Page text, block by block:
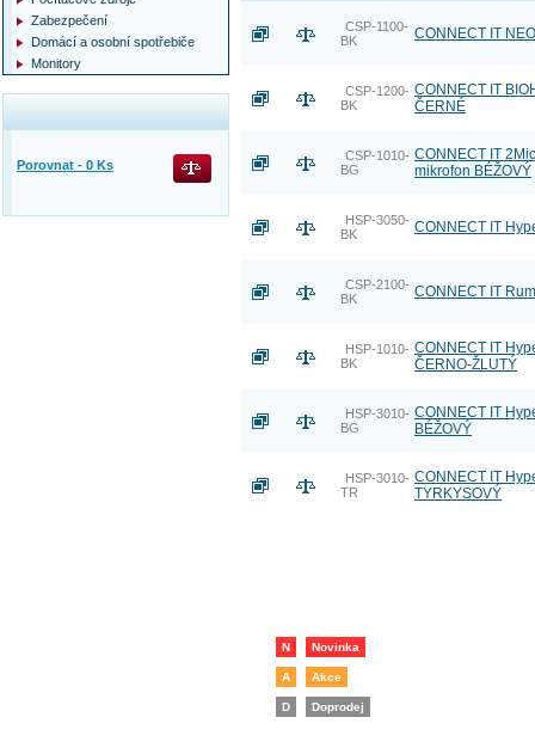
CSP-1100-
BK
CONNECT IT
CSP-1200-
BK
CONNECT IT
ČERNÉ
CSP-1010-
BG
CONNECT IT
mikrofon BÉŽOVÝ
HSP-3050-
BK
CONNECT IT
CSP-2100-
BK
CONNECT IT
HSP-1010-
BK
CONNECT IT
ČERNO-ŽLUTÝ
HSP-3010-
BG
CONNECT IT
BÉŽOVÝ
HSP-3010-
TR
CONNECT IT
TYRKYSOVÝ
N Novinka
A Akce
D Doprodej
Zabezpečení
Domácí a osobní spotřebiče
Monitory
Porovnat - 0 Ks